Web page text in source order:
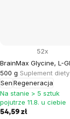
BrainMax Glycine, L-
500 g Suplement diety
SenRegeneracja
52x
Na stanie > 5 sztuk
pojutrze 11.8. u ciebie
54,59 zł